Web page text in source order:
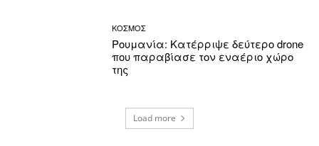
ΚΟΣΜΟΣ
Ρουμανία: Κατέρριψε δεύτερο drone
που παραβίασε τον εναέριο χώρο
της
Load more